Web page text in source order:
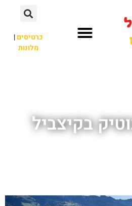
כרטיסים|
מלונות
בקיצביל